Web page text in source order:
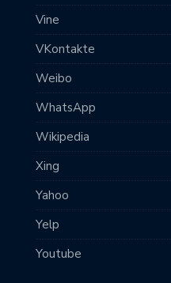
Vine
VKontakte
Weibo
WhatsApp
Wikipedia
Xing
Yahoo
Yelp
Youtube